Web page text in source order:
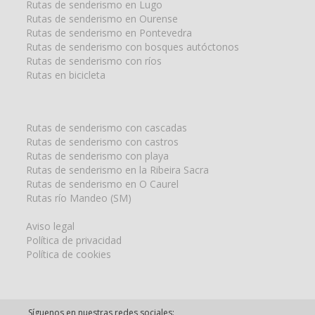
Rutas de senderismo en Lugo
Rutas de senderismo en Ourense
Rutas de senderismo en Pontevedra
Rutas de senderismo con bosques autóctonos
Rutas de senderismo con ríos
Rutas en bicicleta
Rutas de senderismo con cascadas
Rutas de senderismo con castros
Rutas de senderismo con playa
Rutas de senderismo en la Ribeira Sacra
Rutas de senderismo en O Caurel
Rutas río Mandeo (SM)
Aviso legal
Política de privacidad
Política de cookies